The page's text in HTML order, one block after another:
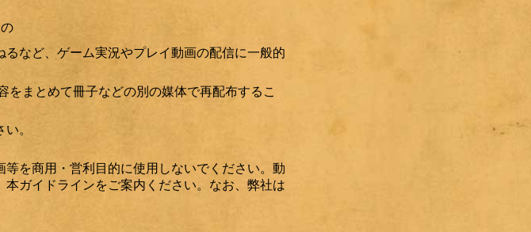
など、ゲーム実況やプレイ動画の配信に一般的
まとめて冊子などの別の媒体で再配布するこ
。
を商用・営利目的に使用しないでください。動
ガイドラインをご案内ください。なお、弊社は